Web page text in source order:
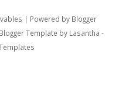
| Powered by Blogger
Template by Lasantha -